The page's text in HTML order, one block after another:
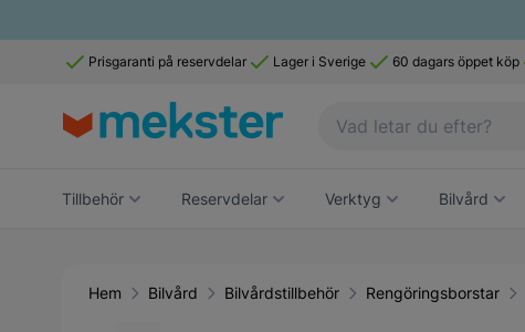
Prisgaranti på reservdelar Lager i Sverige 60 dagars öppet köp
Tillbehör Reservdelar Verktyg Bilvård
Hem Bilvård Bilvårdstillbehör Rengöringsborstar